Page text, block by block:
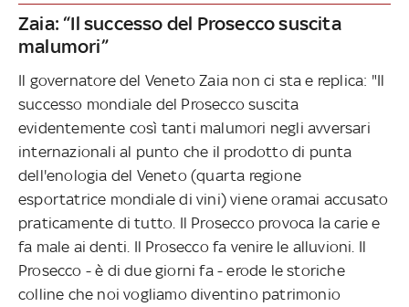
Zaia: “Il successo del Prosecco suscita
malumori”
Il governatore del Veneto Zaia non ci sta e replica: "Il
successo mondiale del Prosecco suscita
evidentemente così tanti malumori negli avversari
internazionali al punto che il prodotto di punta
dell'enologia del Veneto (quarta regione
esportatrice mondiale di vini) viene oramai accusato
praticamente di tutto. Il Prosecco provoca la carie e
fa male ai denti. Il Prosecco fa venire le alluvioni. Il
Prosecco - è di due giorni fa - erode le storiche
colline che noi vogliamo diventino patrimonio